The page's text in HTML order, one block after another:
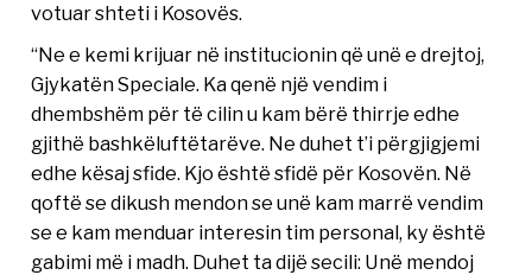
votuar shteti i Kosovës.
“Ne e kemi krijuar në institucionin që unë e drejtoj,
Gjykatën Speciale. Ka qenë një vendim i
dhembshëm për të cilin u kam bërë thirrje edhe
gjithë bashkëluftëtarëve. Ne duhet t’i përgjigjemi
edhe kësaj sfide. Kjo është sfidë për Kosovën. Në
qoftë se dikush mendon se unë kam marrë vendim
se e kam menduar interesin tim personal, ky është
gabimi më i madh. Duhet ta dijë secili: Unë mendoj